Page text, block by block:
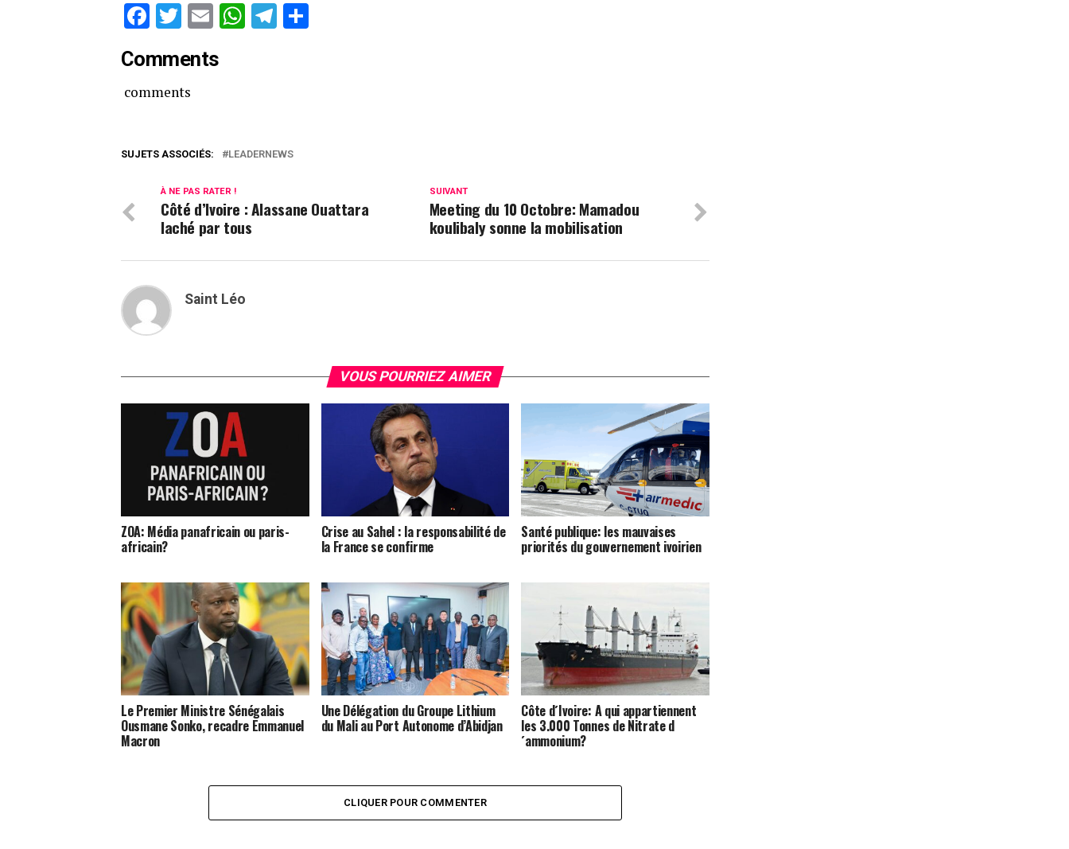
Facebook
Twitter
EmailWhatsApp
Telegram
Comments
comments
SUJETS ASSOCIÉS: LEADERNEWS
SUIVANT
Meeting du 10 Octobre: Mamadou
koulibaly sonne la mobilisation
À NE PAS RATER !
Côté d’Ivoire : Alassane Ouattara
laché par tous
Saint Léo
VOUS POURRIEZ AIMER
ZOA: Média panafricain ou paris-
africain?
Crise au Sahel : la responsabilité de
la France se confirme
Santé publique: les mauvaises
priorités du gouvernement ivoirien
Le Premier Ministre Sénégalais
Ousmane Sonko, recadre Emmanuel
Macron
Une Délégation du Groupe Lithium
du Mali au Port Autonome d’Abidjan
Côte d´Ivoire: A qui appartiennent
les 3.000 Tonnes de Nitrate d
´ammonium?
CLIQUER POUR COMMENTER